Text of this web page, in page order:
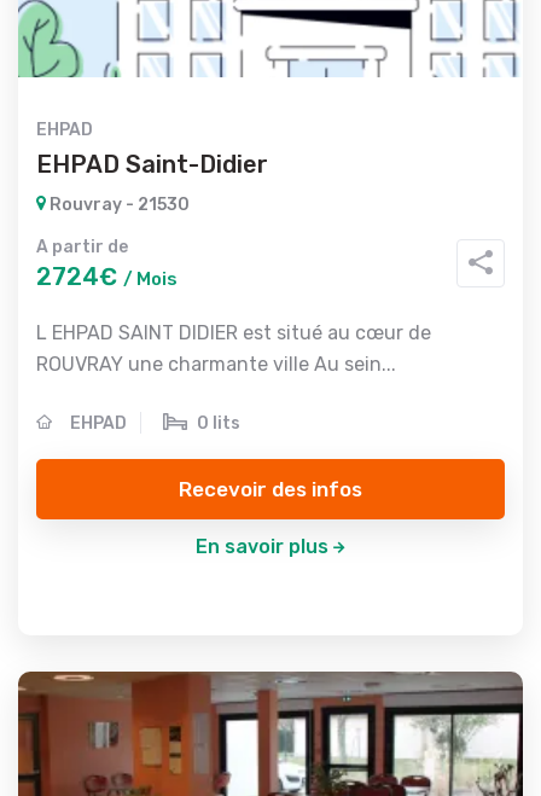
EHPAD
EHPAD Saint-Didier
Rouvray - 21530
A partir de
2724€ / Mois
L EHPAD SAINT DIDIER est situé au cœur de
ROUVRAY une charmante ville Au sein...
EHPAD 0 lits
Recevoir des infos
En savoir plus